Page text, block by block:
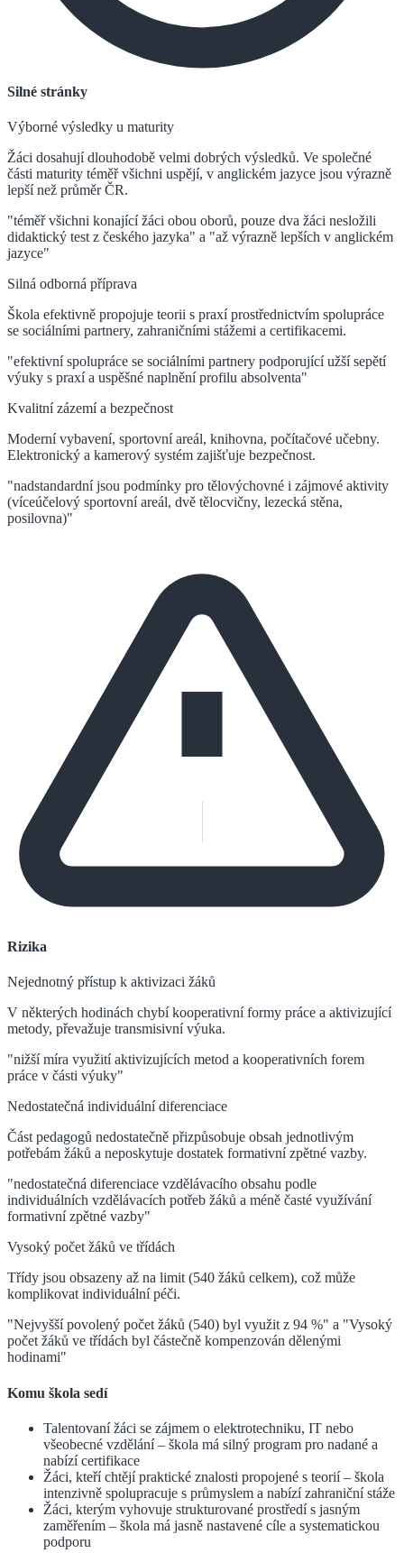
Silné stránky
Výborné výsledky u maturity
Žáci dosahují dlouhodobě velmi dobrých výsledků. Ve společné
části maturity téměř všichni uspějí, v anglickém jazyce jsou výrazně
lepší než průměr ČR.
"téměř všichni konající žáci obou oborů, pouze dva žáci nesložili
didaktický test z českého jazyka" a "až výrazně lepších v anglickém
jazyce"
Silná odborná příprava
Škola efektivně propojuje teorii s praxí prostřednictvím spolupráce
se sociálními partnery, zahraničními stážemi a certifikacemi.
"efektivní spolupráce se sociálními partnery podporující užší sepětí
výuky s praxí a uspěšné naplnění profilu absolventa"
Kvalitní zázemí a bezpečnost
Moderní vybavení, sportovní areál, knihovna, počítačové učebny.
Elektronický a kamerový systém zajišťuje bezpečnost.
"nadstandardní jsou podmínky pro tělovýchovné i zájmové aktivity
(víceúčelový sportovní areál, dvě tělocvičny, lezecká stěna,
posilovna)"
Rizika
Nejednotný přístup k aktivizaci žáků
V některých hodinách chybí kooperativní formy práce a aktivizující
metody, převažuje transmisivní výuka.
"nižší míra využití aktivizujících metod a kooperativních forem
práce v části výuky"
Nedostatečná individuální diferenciace
Část pedagogů nedostatečně přizpůsobuje obsah jednotlivým
potřebám žáků a neposkytuje dostatek formativní zpětné vazby.
"nedostatečná diferenciace vzdělávacího obsahu podle
individuálních vzdělávacích potřeb žáků a méně časté využívání
formativní zpětné vazby"
Vysoký počet žáků ve třídách
Třídy jsou obsazeny až na limit (540 žáků celkem), což může
komplikovat individuální péči.
"Nejvyšší povolený počet žáků (540) byl využit z 94 %" a "Vysoký
počet žáků ve třídách byl částečně kompenzován dělenými
hodinami"
Komu škola sedí
Talentovaní žáci se zájmem o elektrotechniku, IT nebo
všeobecné vzdělání – škola má silný program pro nadané a
nabízí certifikace
Žáci, kteří chtějí praktické znalosti propojené s teorií – škola
intenzivně spolupracuje s průmyslem a nabízí zahraniční stáže
Žáci, kterým vyhovuje strukturované prostředí s jasným
zaměřením – škola má jasně nastavené cíle a systematickou
podporu